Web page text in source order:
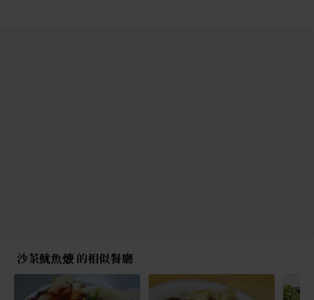
沙茶魷魚焿 的相似餐廳